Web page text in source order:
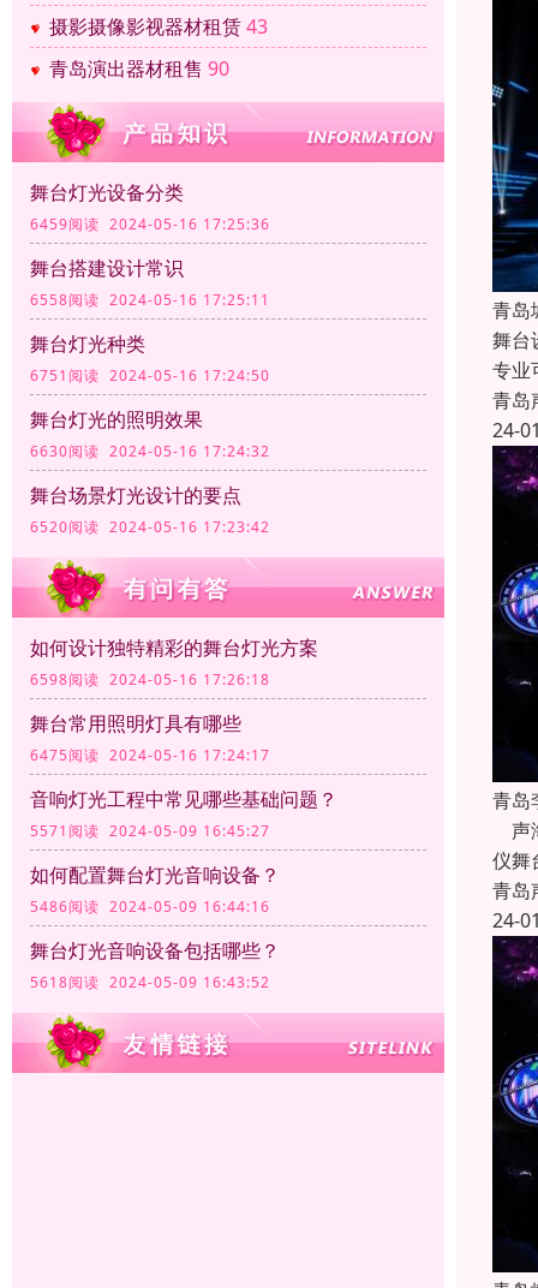
摄影摄像影视器材租赁43
青岛演出器材租售 90
舞台灯光设备分类
6459阅读 2024-05-16 17:25:36
舞台搭建设计常识
6558阅读 2024-05-16 17:25:11
舞台灯光种类
6751阅读 2024-05-16 17:24:50
舞台灯光的照明效果
6630阅读 2024-05-16 17:24:32
舞台场景灯光设计的要点
6520阅读 2024-05-16 17:23:42
如何设计独特精彩的舞台灯光方案
6598阅读 2024-05-16 17:26:18
舞台常用照明灯具有哪些
6475阅读 2024-05-16 17:24:17
音响灯光工程中常见哪些基础问题？
5571阅读 2024-05-09 16:45:27
如何配置舞台灯光音响设备？
5486阅读 2024-05-09 16:44:16
舞台灯光音响设备包括哪些？
5618阅读 2024-05-09 16:43:52
青岛
舞台
专业
青岛
24-
青岛
声
仪舞
青岛
24-